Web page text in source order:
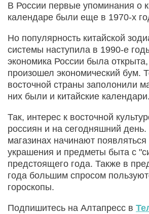
В России первые упоминания о
календаре были еще в 1970-х
Но популярность китайской
системы наступила в 1990-е
экономика России была
произошел экономический бум.
восточной страны заполонили
них были и китайские календари.
Так, интерес к восточной
россиян и на сегодняшний
магазинах начинают
украшения и предметы быта с
предстоящего года. Также в
года большим спросом
гороскопы.
Подпишитесь на Алтапресс в